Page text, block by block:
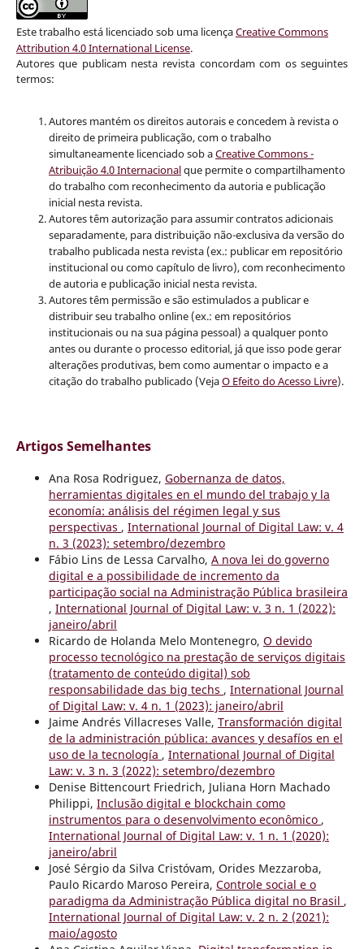
Este trabalho está licenciado sob uma licençaCreative Commons
Attribution 4.0 International License.
Autores que publicam nesta revista concordam com os seguintes
termos:
Autores mantém os direitos autorais e concedem à revista o
direito de primeira publicação, com o trabalho
simultaneamente licenciado sob aCreative Commons -
Atribuição 4.0 Internacionalque permite o compartilhamento
do trabalho com reconhecimento da autoria e publicação
inicial nesta revista.
Autores têm autorização para assumir contratos adicionais
separadamente, para distribuição não-exclusiva da versão do
trabalho publicada nesta revista (ex.: publicar em repositório
institucional ou como capítulo de livro), com reconhecimento
de autoria e publicação inicial nesta revista.
Autores têm permissão e são estimulados a publicar e
distribuir seu trabalho online (ex.: em repositórios
institucionais ou na sua página pessoal) a qualquer ponto
antes ou durante o processo editorial, já que isso pode gerar
alterações produtivas, bem como aumentar o impacto e a
citação do trabalho publicado (VejaO Efeito do Acesso Livre).
Artigos Semelhantes
Ana Rosa Rodriguez, Gobernanza de datos,
herramientas digitales en el mundo del trabajo y la
economía: análisis del régimen legal y sus
perspectivas , International Journal of Digital Law: v. 4
n. 3 (2023): setembro/dezembro
Fábio Lins de Lessa Carvalho, A nova lei do governo
digital e a possibilidade de incremento da
participação social na Administração Pública brasileira
, International Journal of Digital Law: v. 3 n. 1 (2022):
janeiro/abril
Ricardo de Holanda Melo Montenegro, O devido
processo tecnológico na prestação de serviços digitais
(tratamento de conteúdo digital) sob
responsabilidade das big techs , International Journal
of Digital Law: v. 4 n. 1 (2023): janeiro/abril
Jaime Andrés Villacreses Valle, Transformación digital
de la administración pública: avances y desafíos en el
uso de la tecnología , International Journal of Digital
Law: v. 3 n. 3 (2022): setembro/dezembro
Denise Bittencourt Friedrich, Juliana Horn Machado
Philippi, Inclusão digital e blockchain como
instrumentos para o desenvolvimento econômico ,
International Journal of Digital Law: v. 1 n. 1 (2020):
janeiro/abril
José Sérgio da Silva Cristóvam, Orides Mezzaroba,
Paulo Ricardo Maroso Pereira, Controle social e o
paradigma da Administração Pública digital no Brasil ,
International Journal of Digital Law: v. 2 n. 2 (2021):
maio/agosto